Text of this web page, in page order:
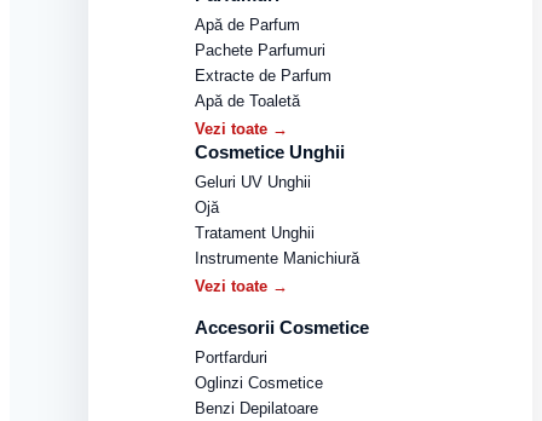
Apă de Parfum
Pachete Parfumuri
Extracte de Parfum
Apă de Toaletă
Vezi toate →
Cosmetice Unghii
Geluri UV Unghii
Ojă
Tratament Unghii
Instrumente Manichiură
Vezi toate →
Accesorii Cosmetice
Portfarduri
Oglinzi Cosmetice
Benzi Depilatoare